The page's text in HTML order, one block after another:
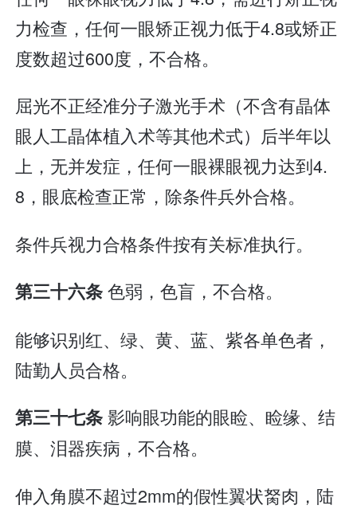
力检查，任何一眼矫正视力低于4.8或矫正
度数超过600度，不合格。
屈光不正经准分子激光手术（不含有晶体
眼人工晶体植入术等其他术式）后半年以
上，无并发症，任何一眼裸眼视力达到4.
8，眼底检查正常，除条件兵外合格。
条件兵视力合格条件按有关标准执行。
第三十六条色弱，色盲，不合格。
能够识别红、绿、黄、蓝、紫各单色者，
陆勤人员合格。
第三十七条影响眼功能的眼睑、睑缘、结
膜、泪器疾病，不合格。
伸入角膜不超过2mm的假性翼状胬肉，陆